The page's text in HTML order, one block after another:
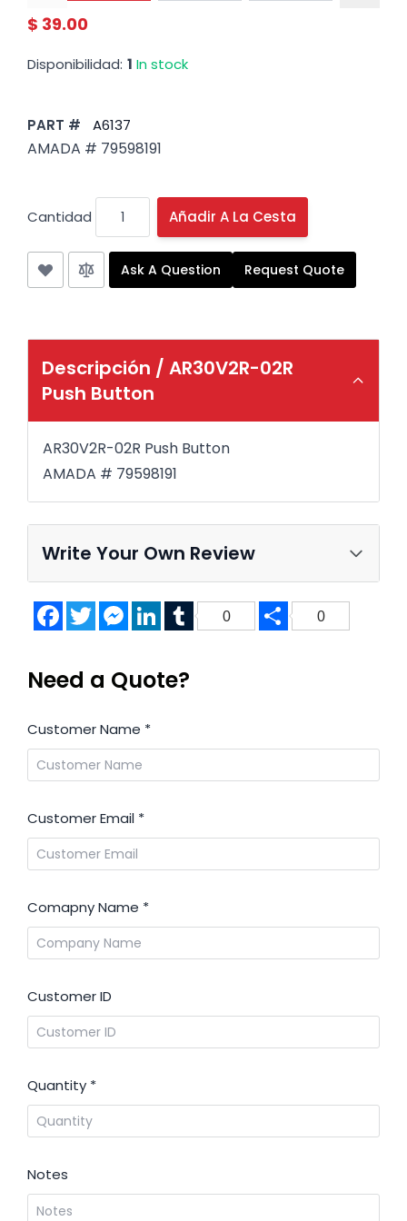
$ 39.00
Disponibilidad: 1 In stock
PART # A6137
AMADA # 79598191
Cantidad Añadir A La Cesta
Ask A Question Request Quote
Descripción / AR30V2R-02R
Push Button
AR30V2R-02R Push Button
AMADA # 79598191
Write Your Own Review
FacebookTwitterMessenger
LinkedInTumblr
0 Share
0
Need a Quote?
Customer Name *
Customer Email *
Comapny Name *
Customer ID
Quantity *
Notes